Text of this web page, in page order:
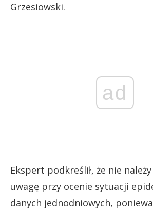
Grzesiowski.
ad
Ekspert podkreślił, że nie
uwagę przy ocenie sytuacji
danych jednodniowych,